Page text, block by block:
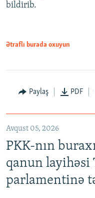
bildirib.
Ətraflı burada oxuyun
Paylaş PDF
Avqust 05, 2026
PKK-nın
qanun layihəsi
parlamentinə